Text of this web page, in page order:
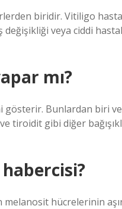
biridir. Vitiligo
veya ciddi
mı?
gösterir. Bunlardan biri
tiroidit gibi diğer
hücrelerinin